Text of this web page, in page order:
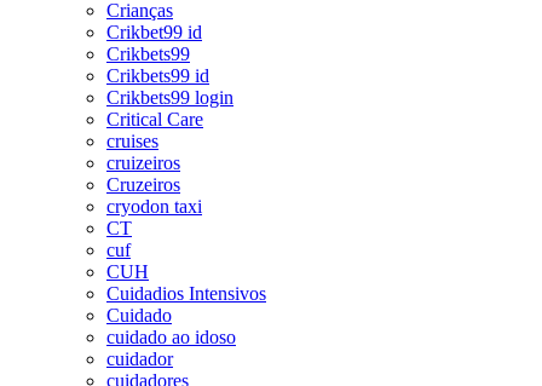
Crianças
Crikbet99 id
Crikbets99
Crikbets99 id
Crikbets99 login
Critical Care
cruises
cruizeiros
Cruzeiros
cryodon taxi
CT
cuf
CUH
Cuidadios Intensivos
Cuidado
cuidado ao idoso
cuidador
cuidadores